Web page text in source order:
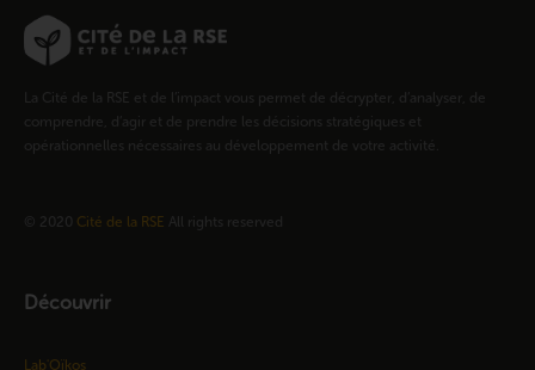
La Cité de la RSE et de l’impact vous permet de décrypter, d’analyser, de
comprendre, d’agir et de prendre les décisions stratégiques et
opérationnelles nécessaires au développement de votre activité.
© 2020 Cité de la RSE All rights reserved
Découvrir
Lab'Oïkos